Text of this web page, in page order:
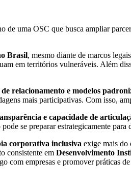
uma OSC que busca ampliar
Brasil, mesmo diante de marcos
em territórios vulneráveis. Além
relacionamento e modelos
mais participativas. Com isso,
e capacidade de
se preparar estrategicamente
corporativa inclusiva exige mais do
consistente em Desenvolvimento
com empresas e promover práticas